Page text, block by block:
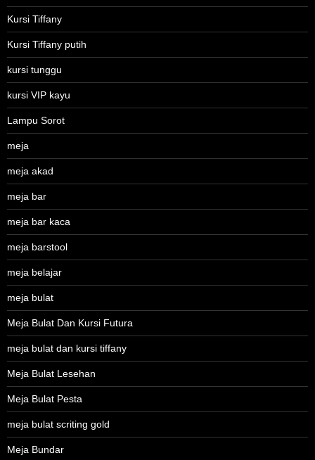
Kursi Tiffany
Kursi Tiffany putih
kursi tunggu
kursi VIP kayu
Lampu Sorot
meja
meja akad
meja bar
meja bar kaca
meja barstool
meja belajar
meja bulat
Meja Bulat Dan Kursi Futura
meja bulat dan kursi tiffany
Meja Bulat Lesehan
Meja Bulat Pesta
meja bulat scriting gold
Meja Bundar